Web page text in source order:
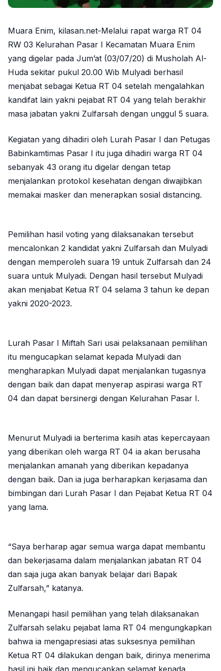
Muara Enim, kilasan.net-Melalui rapat warga RT 04
RW 03 Kelurahan Pasar I Kecamatan Muara Enim
yang digelar pada Jum’at (03/07/20) di Musholah Al-
Huda sekitar pukul 20.00 Wib Mulyadi berhasil
menjabat sebagai Ketua RT 04 setelah mengalahkan
kandifat lain yakni pejabat RT 04 yang telah berakhir
masa jabatan yakni Zulfarsah dengan unggul 5 suara.
Kegiatan yang dihadiri oleh Lurah Pasar I dan Petugas
Babinkamtimas Pasar I itu juga dihadiri warga RT 04
sebanyak 43 orang itu digelar dengan tetap
menjalankan protokol kesehatan dengan diwajibkan
memakai masker dan menerapkan sosial distancing.
Pemilihan hasil voting yang dilaksanakan tersebut
mencalonkan 2 kandidat yakni Zulfarsah dan Mulyadi
dengan memperoleh suara 19 untuk Zulfarsah dan 24
suara untuk Mulyadi. Dengan hasil tersebut Mulyadi
akan menjabat Ketua RT 04 selama 3 tahun ke depan
yakni 2020-2023.
Lurah Pasar I Miftah Sari usai pelaksanaan pemilihan
itu mengucapkan selamat kepada Mulyadi dan
mengharapkan Mulyadi dapat menjalankan tugasnya
dengan baik dan dapat menyerap aspirasi warga RT
04 dan dapat bersinergi dengan Kelurahan Pasar I.
Menurut Mulyadi ia berterima kasih atas kepercayaan
yang diberikan oleh warga RT 04 ia akan berusaha
menjalankan amanah yang diberikan kepadanya
dengan baik. Dan ia juga berharapkan kerjasama dan
bimbingan dari Lurah Pasar I dan Pejabat Ketua RT 04
yang lama.
“Saya berharap agar semua warga dapat membantu
dan bekerjasama dalam menjalankan jabatan RT 04
dan saja juga akan banyak belajar dari Bapak
Zulfarsah,” katanya.
Menangapi hasil pemilihan yang telah dilaksanakan
Zulfarsah selaku pejabat lama RT 04 mengungkapkan
bahwa ia mengapresiasi atas suksesnya pemilihan
Ketua RT 04 dilakukan dengan baik, dirinya menerima
hasil ini baik dan mengucapkan selamat kepada